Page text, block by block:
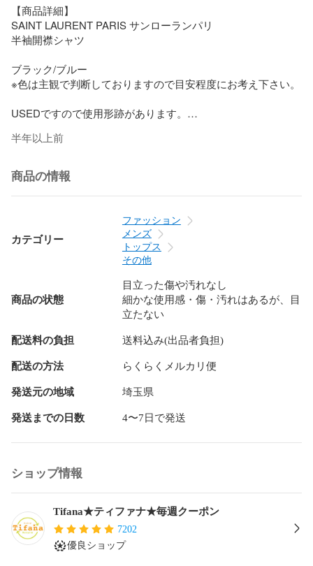
【商品詳細】
SAINT LAURENT PARIS サンローランパリ
半袖開襟シャツ
ブラック/ブルー
※色は主観で判断しておりますので目安程度にお考え下さい。
USEDですので使用形跡があります。
中古品という事をご理解の上ご注文よろしくお願いします。
-
-
240002212459
■実店舗との併用販売商品に関して■
出品中の商品は実店舗との併用販売品を行っているものもご
その場合、弊社の配送システムの関係で、発送までに【4～7
営業日】程度のお時間をいただくことをご了承ください。
※商品により、1～2営業日で配送できる場合もございます。
【お値下げについて】
誠に恐れ入りますが、それに伴い、お値引き等、価格の交渉
【他のアイテムを探す】
当店では複数の商品を出品中です。
本アイテム以外をお探しの方は検索窓に【リサイクルティフ
ァナメルカリ店】で検索いただくと商品一覧が検索いただけ
ます！
#リサイクルティファナメルカリ店
半年以上前
商品の情報
カテゴリー
ファッション
メンズ
トップス
その他
商品の状態
目立った傷や汚れなし
細かな使用感・傷・汚れはあるが、目
立たない
配送料の負担 送料込み(出品者負担)
配送の方法 らくらくメルカリ便
発送元の地域 埼玉県
発送までの日数 4〜7日で発送
ショップ情報
Tifana★ティファナ★毎週クーポン
7202
優良ショップ